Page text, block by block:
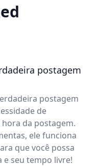
postagem
postagem
de
da postagem.
ele funciona
que você possa
e seu tempo livre!